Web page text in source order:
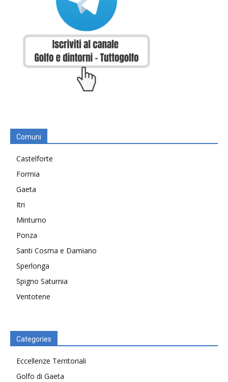
Comuni
Castelforte
Formia
Gaeta
Itri
Minturno
Ponza
Santi Cosma e Damiano
Sperlonga
Spigno Saturnia
Ventotene
Categories
Eccellenze Territoriali
Golfo di Gaeta